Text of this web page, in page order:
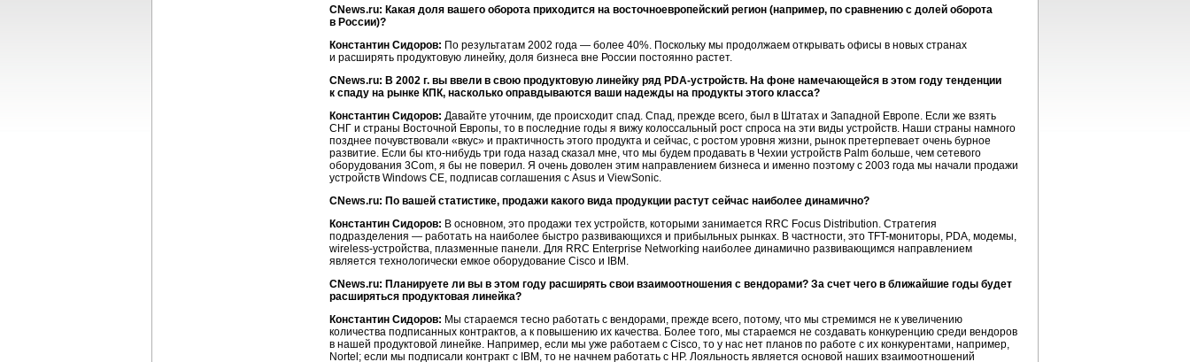
CNews.ru: Какая доля вашего оборота приходится на восточноевропейский регион (например, по сравнению с долей оборота
в России)?
Константин Сидоров: По результатам 2002 года — более 40%. Поскольку мы продолжаем открывать офисы в новых странах
и расширять продуктовую линейку, доля бизнеса вне России постоянно растет.
CNews.ru: В 2002 г. вы ввели в свою продуктовую линейку ряд PDA-устройств. На фоне намечающейся в этом году тенденции
к спаду на рынке КПК, насколько оправдываются ваши надежды на продукты этого класса?
Константин Сидоров: Давайте уточним, где происходит спад. Спад, прежде всего, был в Штатах и Западной Европе. Если же взять
СНГ и страны Восточной Европы, то в последние годы я вижу колоссальный рост спроса на эти виды устройств. Наши страны намного
позднее почувствовали «вкус» и практичность этого продукта и сейчас, с ростом уровня жизни, рынок претерпевает очень бурное
развитие. Если бы кто-нибудь три года назад сказал мне, что мы будем продавать в Чехии устройств Palm больше, чем сетевого
оборудования 3Com, я бы не поверил. Я очень доволен этим направлением бизнеса и именно поэтому с 2003 года мы начали продажи
устройств Windows CE, подписав соглашения с Asus и ViewSonic.
CNews.ru: По вашей статистике, продажи какого вида продукции растут сейчас наиболее динамично?
Константин Сидоров: В основном, это продажи тех устройств, которыми занимается RRC Focus Distribution. Стратегия
подразделения — работать на наиболее быстро развивающихся и прибыльных рынках. В частности, это TFT-мониторы, PDA, модемы,
wirеless-устройства, плазменные панели. Для RRC Enterprise Networking наиболее динамично развивающимся направлением
является технологически емкое оборудование Cisco и IBM.
CNews.ru: Планируете ли вы в этом году расширять свои взаимоотношения с вендорами? За счет чего в ближайшие годы будет
расширяться продуктовая линейка?
Константин Сидоров: Мы стараемся тесно работать с вендорами, прежде всего, потому, что мы стремимся не к увеличению
количества подписанных контрактов, а к повышению их качества. Более того, мы стараемся не создавать конкуренцию среди вендоров
в нашей продуктовой линейке. Например, если мы уже работаем с Cisco, то у нас нет планов по работе с их конкурентами, например,
Nortel; если мы подписали контракт с IBM, то не начнем работать с HP. Лояльность является основой наших взаимоотношений